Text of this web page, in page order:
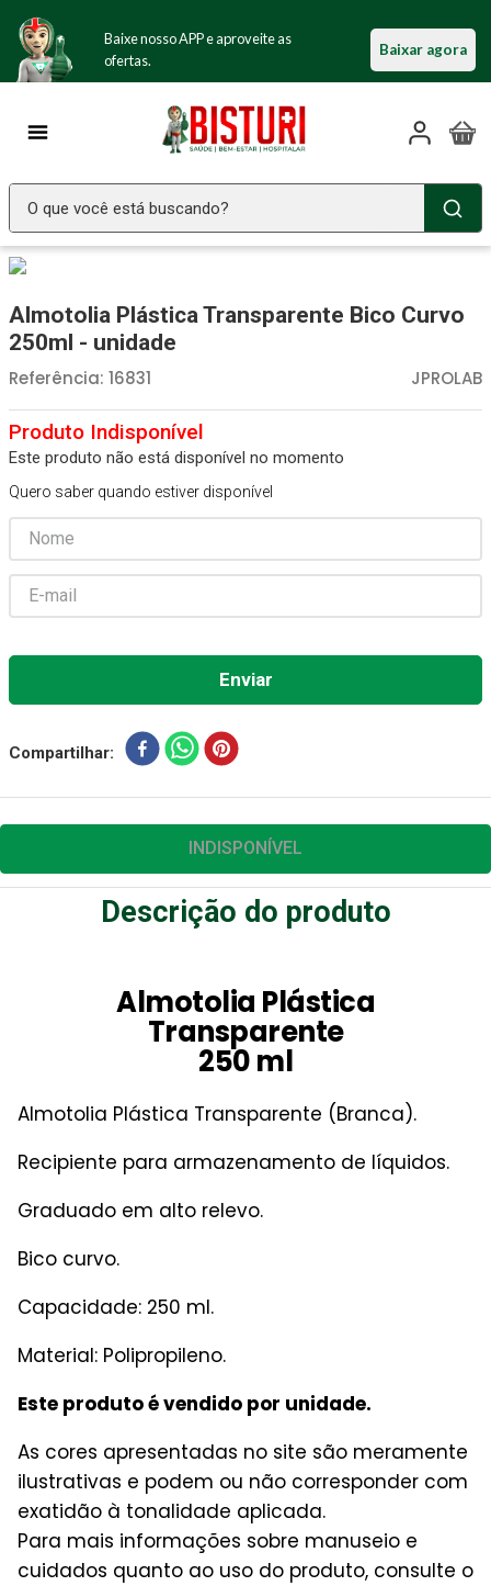
Baixe nosso APP e aproveite as
ofertas.
Baixar agora
O que você está buscando?
Almotolia Plástica Transparente Bico Curvo
250ml - unidade
JPROLAB
Referência: 16831
Este produto não está disponível no momento
Quero saber quando estiver disponível
Compartilhar
INDISPONÍVEL
Descrição do produto
Almotolia Plástica
Transparente
250 ml
Almotolia Plástica Transparente (Branca).
Recipiente para armazenamento de líquidos.
Graduado em alto relevo.
Bico curvo.
Capacidade: 250 ml.
Material: Polipropileno.
Este produto é vendido por unidade.
As cores apresentadas no site são meramente
ilustrativas e podem ou não corresponder com
exatidão à tonalidade aplicada.
Para mais informações sobre manuseio e
cuidados quanto ao uso do produto, consulte o
2º Fralda Geriatrica
3º Littmann
4º Luva Latex
5º Absorvente Geriatrico
6 º Estetoscopio Littmann
Aparelho Pressão
8º Gaze Esteril
9º